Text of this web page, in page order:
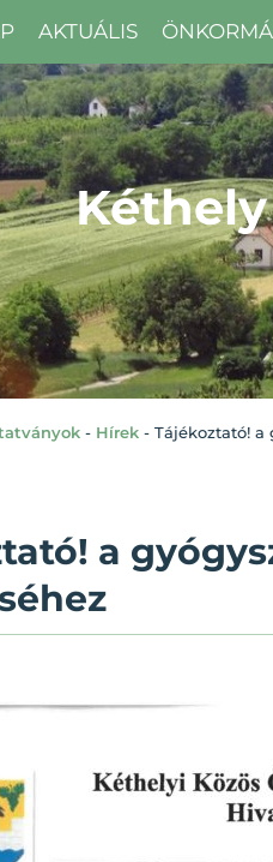
AKTUÁLIS
Kéthely
- Hírek - Tájékoztató! a
a